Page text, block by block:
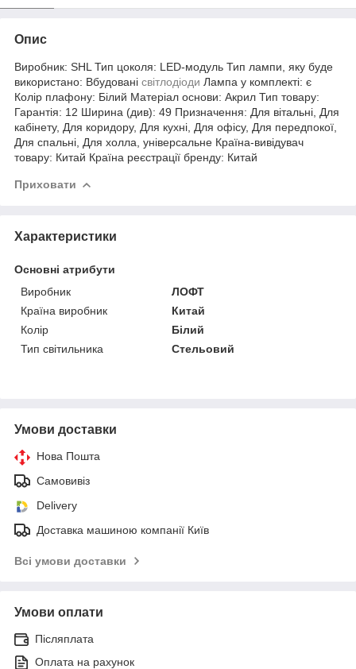
Опис
Виробник: SHL Тип цоколя: LED-модуль Тип лампи, яку буде
використано: Вбудовані світлодіоди Лампа у комплекті: є
Колір плафону: Білий Матеріал основи: Акрил Тип товару:
Гарантія: 12 Ширина (див): 49 Призначення: Для вітальні, Для
кабінету, Для коридору, Для кухні, Для офісу, Для передпокої,
Для спальні, Для холла, універсальне Країна-вивідувач
товару: Китай Країна реєстрації бренду: Китай
Приховати
Характеристики
Основні атрибути
Виробник
ЛОФТ
Країна виробник
Китай
Колір
Білий
Тип світильника
Стельовий
Умови доставки
Нова Пошта
Самовивіз
Delivery
Доставка машиною компанії Київ
Всі умови доставки
Умови оплати
Післяплата
Оплата на рахунок